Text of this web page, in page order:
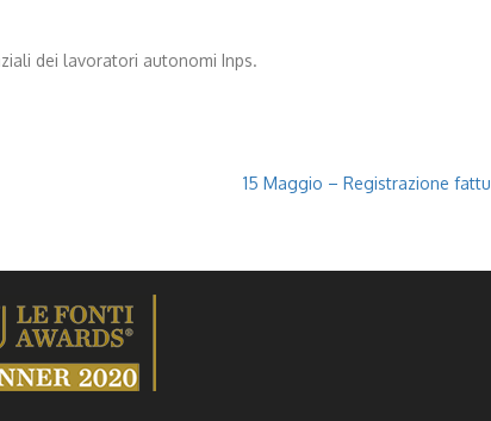
dei lavoratori autonomi Inps.
15 Maggio – Registrazione